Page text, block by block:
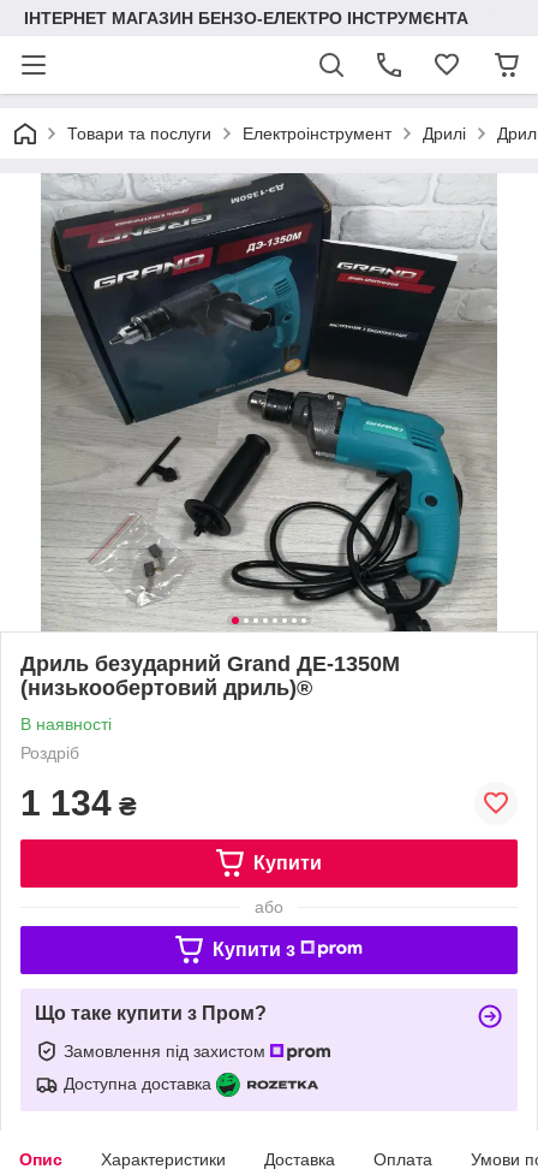
ІНТЕРНЕТ МАГАЗИН БЕНЗО-ЕЛЕКТРО ІНСТРУМЄНТА
Товари та послуги Електроінструмент Дрилі
Дриль безударний Grand ДЕ-1350М
(низькообертовий дриль)®
В наявності
Роздріб
1 134 ₴
Купити
або
Купити з
Що таке купити з Пром?
Замовлення під захистом
Доступна доставка
Опис Характеристики Доставка Оплата Умови